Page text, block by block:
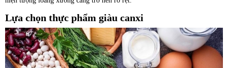
Lựa chọn thực phẩm giàu canxi